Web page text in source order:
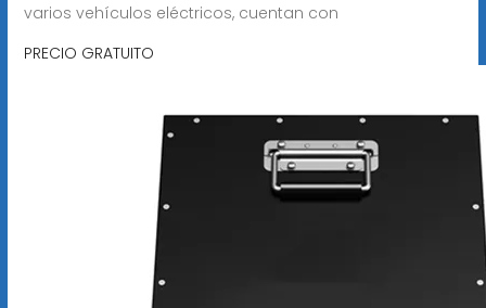
varios vehículos eléctricos, cuentan con
PRECIO GRATUITO